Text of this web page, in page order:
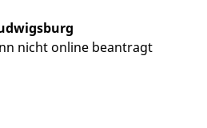
nicht online beantragt